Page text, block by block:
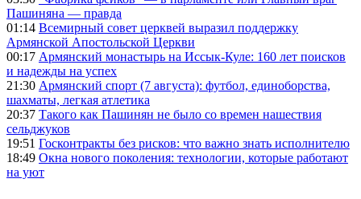
Пашиняна — правда
01:14 Всемирный совет церквей выразил поддержку
Армянской Апостольской Церкви
00:17 Армянский монастырь на Иссык-Куле: 160 лет поисков
и надежды на успех
21:30 Армянский спорт (7 августа): футбол, единоборства,
шахматы, легкая атлетика
20:37 Такого как Пашинян не было со времен нашествия
сельджуков
19:51 Госконтракты без рисков: что важно знать исполнителю
18:49 Окна нового поколения: технологии, которые работают
на уют